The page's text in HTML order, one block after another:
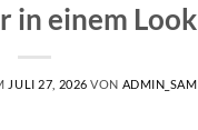
in einem Look
JULI 27, 2026 VON ADMIN_SAM